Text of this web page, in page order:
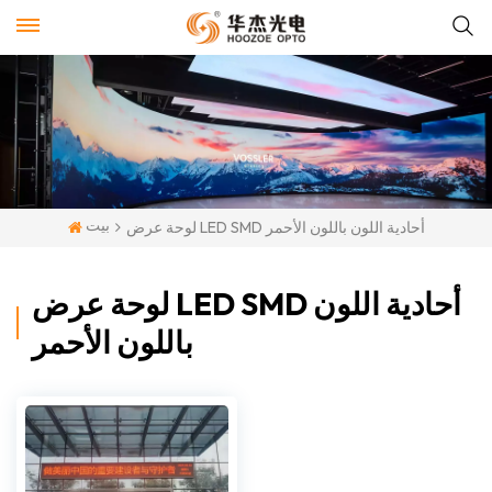
بيت لوحة عرض LED SMD أحادية اللون باللون الأحمر
لوحة عرض LED SMD أحادية اللون
باللون الأحمر